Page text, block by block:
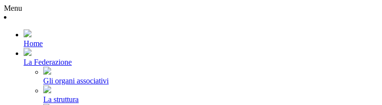
Menu
Home
La Federazione
Gli organi associativi
La struttura